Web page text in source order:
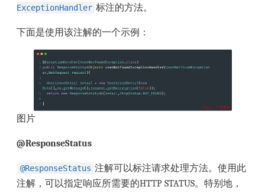
ExceptionHandler 标注的方法。
下面是使用该注解的一个示例：
图片
@ResponseStatus
@ResponseStatus 注解可以标注请求处理方法。使用此
注解，可以指定响应所需要的HTTP STATUS。特别地，